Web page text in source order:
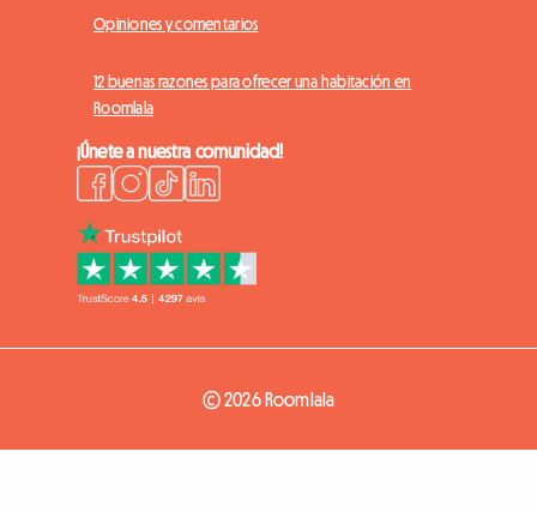
Opiniones y comentarios
12 buenas razones para ofrecer una habitación en
Roomlala
¡Únete a nuestra comunidad!
© 2026 Roomlala